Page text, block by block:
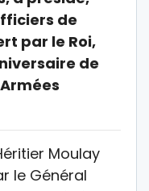
de
par le Roi,
de
Moulay
le Général